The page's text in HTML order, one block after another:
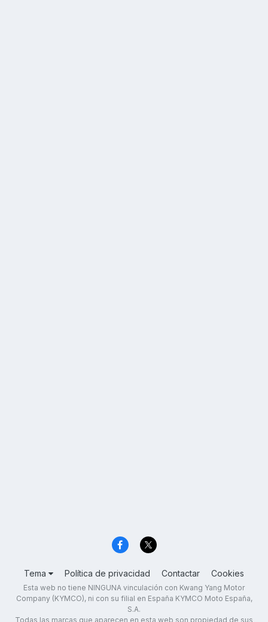
Tema Política de privacidad Contactar Cookies
Esta web no tiene NINGUNA vinculación con Kwang Yang Motor
Company (KYMCO), ni con su filial en España KYMCO Moto España,
S.A.
Todas las marcas que aparecen en esta web son propiedad de sus